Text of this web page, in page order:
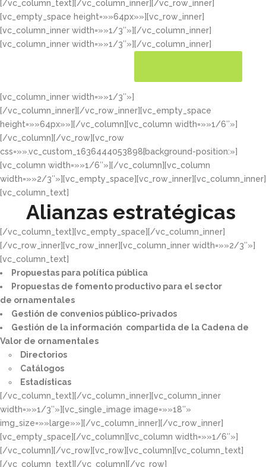
[/vc_column_text][/vc_column_inner][/vc_row_inner]
[vc_empty_space height=»»64px»»][vc_row_inner]
[vc_column_inner width=»»1/3″»][/vc_column_inner]
[vc_column_inner width=»»1/3″»][/vc_column_inner]
[vc_column_inner width=»»1/3″»]
[/vc_column_inner][/vc_row_inner][vc_empty_space
height=»»64px»»][/vc_column][vc_column width=»»1/6″»]
[/vc_column][/vc_row][vc_row
css=»».vc_custom_1636444053898{background-position:»]
[vc_column width=»»1/6″»][/vc_column][vc_column
width=»»2/3″»][vc_empty_space][vc_row_inner][vc_column_inner]
[vc_column_text]
Alianzas estratégicas
[/vc_column_text][vc_empty_space][/vc_column_inner]
[/vc_row_inner][vc_row_inner][vc_column_inner width=»»2/3″»]
[vc_column_text]
Propuestas para política pública​
Propuestas de fomento productivo para el sector
de ornamentales​
Gestión de convenios público-privados​
Gestión de la información compartida de la Cadena de
Valor de ornamentales​
Directorios​
Catálogos​
Estadísticas
[/vc_column_text][/vc_column_inner][vc_column_inner
width=»»1/3″»][vc_single_image image=»»18″»
img_size=»»large»»][/vc_column_inner][/vc_row_inner]
[vc_empty_space][/vc_column][vc_column width=»»1/6″»]
[/vc_column][/vc_row][vc_row][vc_column][vc_column_text]
[/vc_column_text][/vc_column][/vc_row]